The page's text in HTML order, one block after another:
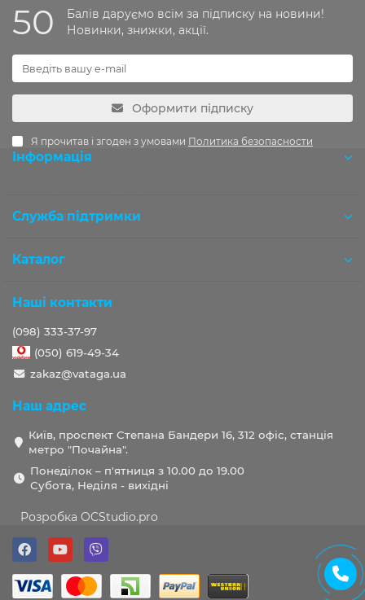
50
Балів даруємо всім за підписку на новини!
Новинки, знижки, акції.
Оформити підписку
Я прочитав і згоден з умовами Политика безопасности
Інформація
Служба підтримки
Каталог
Наші контакти
(098) 333-37-97
(050) 619-49-34
zakaz@vataga.ua
Наш адрес
Київ, проспект Степана Бандери 16, 312 офіс, станція
метро "Почайна".
Понеділок – п'ятниця з 10.00 до 19.00
Субота, Неділя - вихідні
Розробка OCStudio.pro